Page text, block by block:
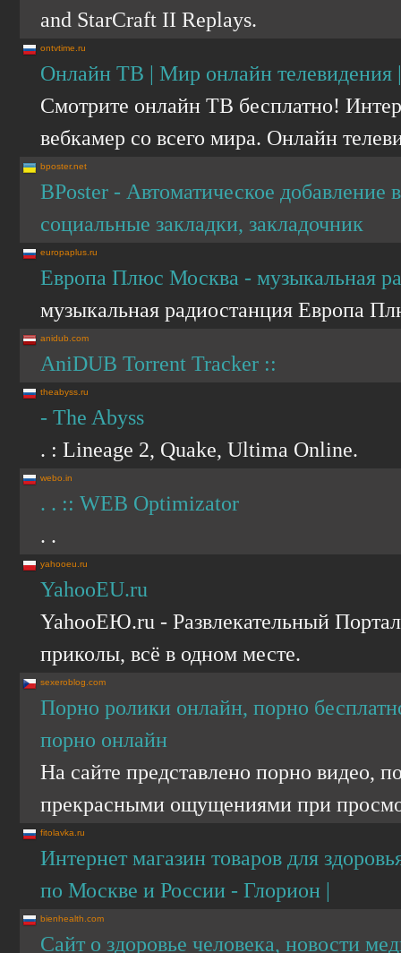
and StarCraft II Replays.
ontvtime.ru
Онлайн ТВ | Мир онлайн
Смотрите онлайн ТВ бесплатно!
вебкамер со всего мира. Онлайн
bposter.net
BPoster - Автоматическое добавление
социальные закладки, закладочник
europaplus.ru
Европа Плюс Москва - музыкальная
музыкальная радиостанция Европа
anidub.com
AniDUB Torrent Tracker ::
theabyss.ru
- The Abyss
. : Lineage 2, Quake, Ultima Online.
webo.in
. . :: WEB Optimizator
. .
yahooeu.ru
YahooEU.ru
YahooЕЮ.ru - Развлекательный
приколы, всё в одном месте.
sexeroblog.com
Порно ролики онлайн, порно
порно онлайн
На сайте представлено порно видео,
прекрасными ощущениями при
fitolavka.ru
Интернет магазин товаров для
по Москве и России - Глорион |
bienhealth.com
Сайт о здоровье человека, новости